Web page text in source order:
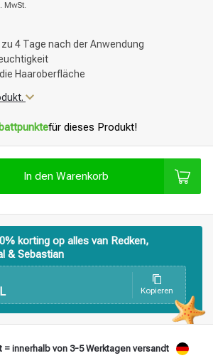
Haarfärbung
MwSt.
4 Tage nach der Anwendung
Haaroberfläche
für dieses Produkt!
In den Warenkorb
korting op alles van Redken,
& Sebastian
Kopieren
innerhalb von 3-5 Werktagen versandt